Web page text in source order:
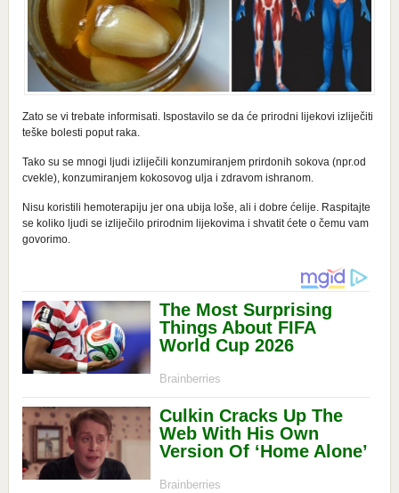
Zato se vi trebate informisati. Ispostavilo se da će prirodni lijekovi izliječiti
teške bolesti poput raka.
Tako su se mnogi ljudi izliječili konzumiranjem prirdonih sokova (npr.od
cvekle), konzumiranjem kokosovog ulja i zdravom ishranom.
Nisu koristili hemoterapiju jer ona ubija loše, ali i dobre ćelije. Raspitajte
se koliko ljudi se izliječilo prirodnim lijekovima i shvatit ćete o čemu vam
govorimo.